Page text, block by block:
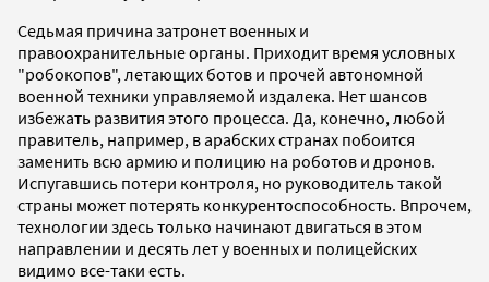
Седьмая причина затронет военных и
правоохранительные органы. Приходит время условных
"робокопов", летающих ботов и прочей автономной
военной техники управляемой издалека. Нет шансов
избежать развития этого процесса. Да, конечно, любой
правитель, например, в арабских странах побоится
заменить всю армию и полицию на роботов и дронов.
Испугавшись потери контроля, но руководитель такой
страны может потерять конкурентоспособность. Впрочем,
технологии здесь только начинают двигаться в этом
направлении и десять лет у военных и полицейских
видимо все-таки есть.